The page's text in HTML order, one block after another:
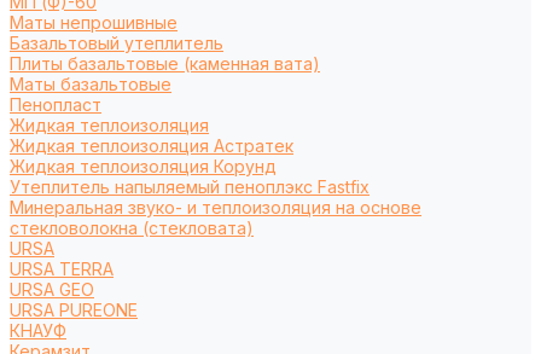
Маты непрошивные
Базальтовый утеплитель
Плиты базальтовые (каменная вата)
Маты базальтовые
Пенопласт
Жидкая теплоизоляция
Жидкая теплоизоляция Астратек
Жидкая теплоизоляция Корунд
Утеплитель напыляемый пеноплэкс Fastfix
Минеральная звуко- и теплоизоляция на основе
стекловолокна (стекловата)
URSA
URSA TERRA
URSA GEO
URSA PUREONE
КНАУФ